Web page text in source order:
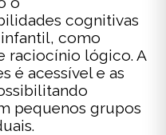
cognitivas
como
raciocínio lógico. A
é acessível e as
pequenos grupos